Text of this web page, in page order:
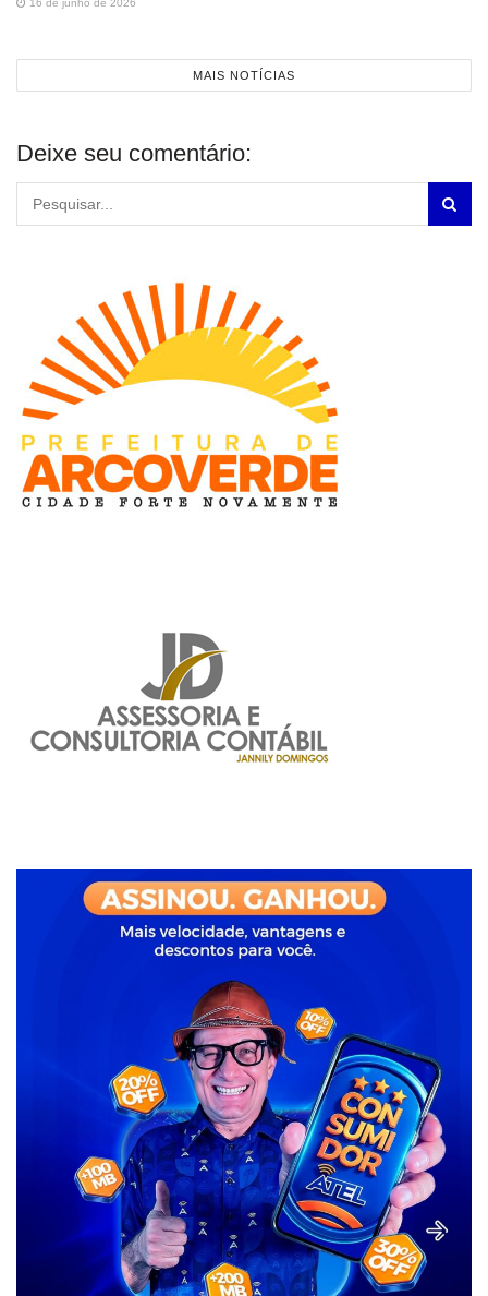
16 de junho de 2026
MAIS NOTÍCIAS
Deixe seu comentário: